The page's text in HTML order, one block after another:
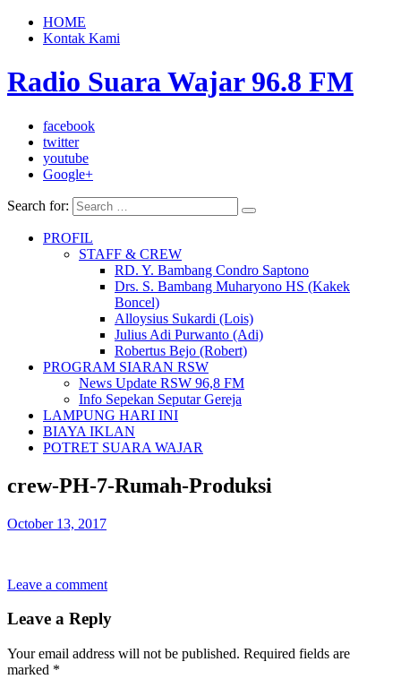
HOME
Kontak Kami
Radio Suara Wajar 96.8 FM
facebook
twitter
youtube
Google+
Search for:
PROFIL
STAFF & CREW
RD. Y. Bambang Condro Saptono
Drs. S. Bambang Muharyono HS (Kakek
Boncel)
Alloysius Sukardi (Lois)
Julius Adi Purwanto (Adi)
Robertus Bejo (Robert)
PROGRAM SIARAN RSW
News Update RSW 96,8 FM
Info Sepekan Seputar Gereja
LAMPUNG HARI INI
BIAYA IKLAN
POTRET SUARA WAJAR
crew-PH-7-Rumah-Produksi
October 13, 2017
Leave a comment
Leave a Reply
Your email address will not be published. Required fields are
marked *